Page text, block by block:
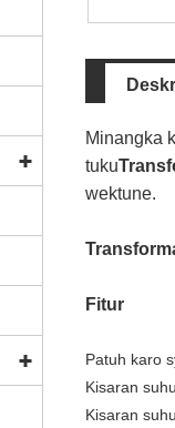
Minangka
tuku
wektune.
Fitur
Patuh karo
Kisaran
Kisaran